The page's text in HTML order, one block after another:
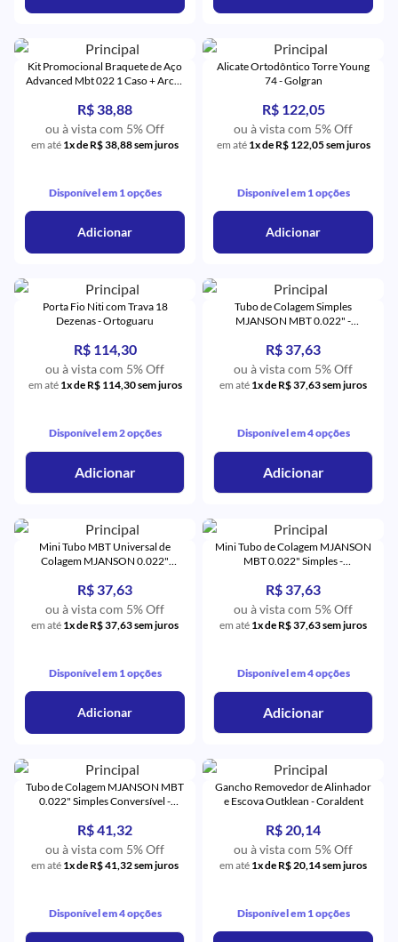
Kit Promocional Braquete de Aço
Advanced Mbt 022 1 Caso + Arcos
R$ 38,88
ou à vista com 5% Off
em até 1x de R$ 38,88 sem juros
Disponível em 1 opções
Adicionar
Alicate Ortodôntico Torre Young
74 - Golgran
R$ 122,05
ou à vista com 5% Off
em até 1x de R$ 122,05 sem juros
Disponível em 1 opções
Adicionar
Porta Fio Niti com Trava 18
Dezenas - Ortoguaru
R$ 114,30
ou à vista com 5% Off
em até 1x de R$ 114,30 sem juros
Disponível em 2 opções
Adicionar
Tubo de Colagem Simples
MJANSON MBT 0.022" -
R$ 37,63
ou à vista com 5% Off
em até 1x de R$ 37,63 sem juros
Disponível em 4 opções
Adicionar
Mini Tubo MBT Universal de
Colagem MJANSON 0.022"
Orthometric
R$ 37,63
ou à vista com 5% Off
em até 1x de R$ 37,63 sem juros
Disponível em 1 opções
Adicionar
Mini Tubo de Colagem MJANSON
MBT 0.022" Simples -
R$ 37,63
ou à vista com 5% Off
em até 1x de R$ 37,63 sem juros
Disponível em 4 opções
Adicionar
Tubo de Colagem MJANSON MBT
0.022" Simples Conversível -
R$ 41,32
ou à vista com 5% Off
em até 1x de R$ 41,32 sem juros
Disponível em 4 opções
Gancho Removedor de Alinhador
e Escova Outklean - Coraldent
R$ 20,14
ou à vista com 5% Off
em até 1x de R$ 20,14 sem juros
Disponível em 1 opções